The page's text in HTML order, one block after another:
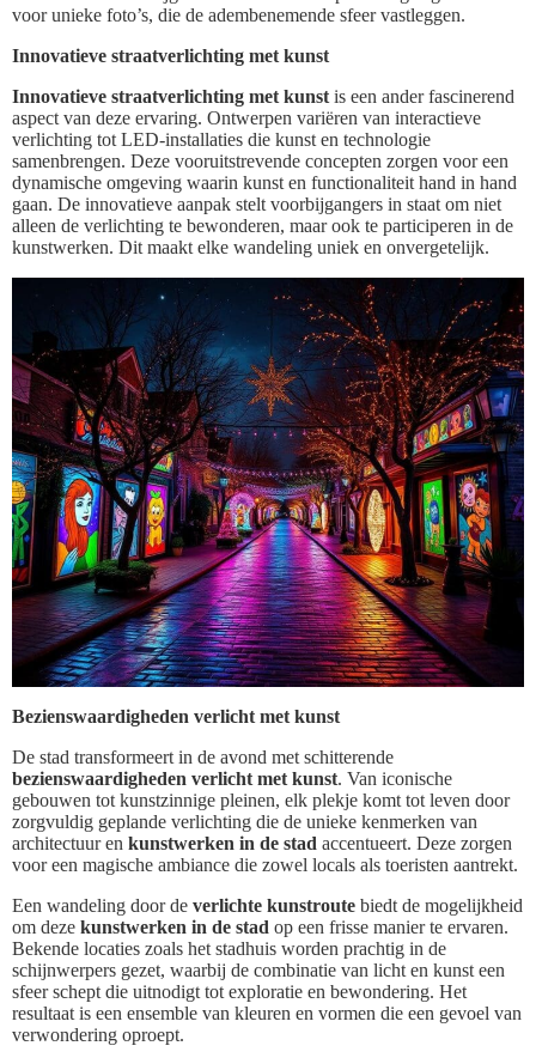
voor unieke foto’s, die de adembenemende sfeer vastleggen.
Innovatieve straatverlichting met kunst
Innovatieve straatverlichting met kunst is een ander fascinerend
aspect van deze ervaring. Ontwerpen variëren van interactieve
verlichting tot LED-installaties die kunst en technologie
samenbrengen. Deze vooruitstrevende concepten zorgen voor een
dynamische omgeving waarin kunst en functionaliteit hand in hand
gaan. De innovatieve aanpak stelt voorbijgangers in staat om niet
alleen de verlichting te bewonderen, maar ook te participeren in de
kunstwerken. Dit maakt elke wandeling uniek en onvergetelijk.
Bezienswaardigheden verlicht met kunst
De stad transformeert in de avond met schitterende
bezienswaardigheden verlicht met kunst. Van iconische
gebouwen tot kunstzinnige pleinen, elk plekje komt tot leven door
zorgvuldig geplande verlichting die de unieke kenmerken van
architectuur en kunstwerken in de stad accentueert. Deze zorgen
voor een magische ambiance die zowel locals als toeristen aantrekt.
Een wandeling door de verlichte kunstroute biedt de mogelijkheid
om deze kunstwerken in de stad op een frisse manier te ervaren.
Bekende locaties zoals het stadhuis worden prachtig in de
schijnwerpers gezet, waarbij de combinatie van licht en kunst een
sfeer schept die uitnodigt tot exploratie en bewondering. Het
resultaat is een ensemble van kleuren en vormen die een gevoel van
verwondering oproept.